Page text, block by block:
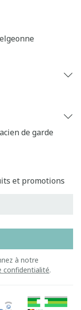
de garde
et promotions
à notre
confidentialité.